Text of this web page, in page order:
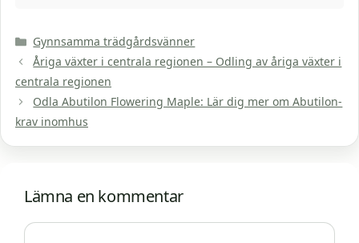
Kategorier
Gynnsamma trädgårdsvänner
Åriga växter i centrala regionen – Odling av åriga växter i
centrala regionen
Odla Abutilon Flowering Maple: Lär dig mer om Abutilon-
krav inomhus
Lämna en kommentar
Kommentar